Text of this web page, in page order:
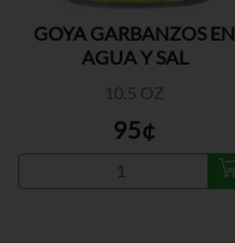
GOYA GARBANZOS EN
AGUA Y SAL
10.5 OZ
95¢